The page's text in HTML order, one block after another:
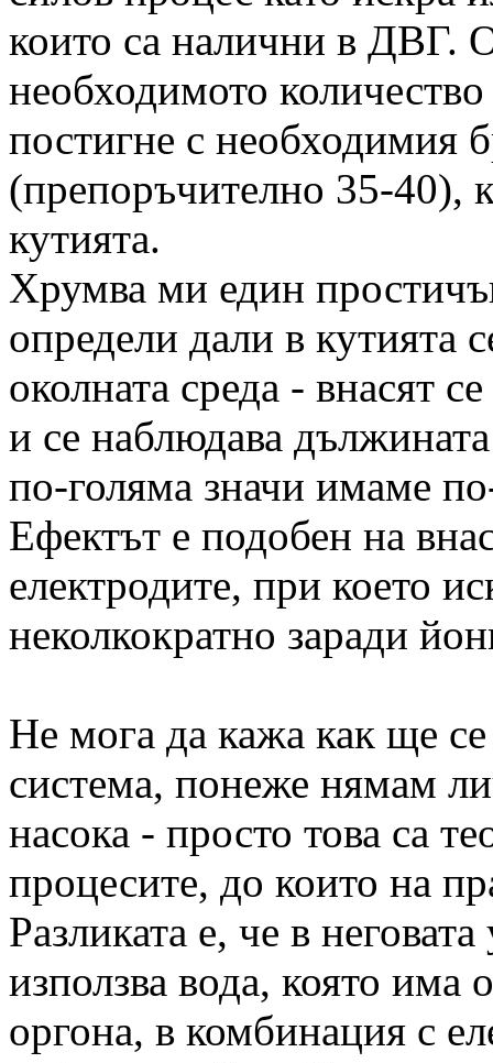
които са налични в ДВГ.
необходимото
постигне с необходимия
(препоръчително 35-40),
кутията.
Хрумва ми един
определи дали в кутията
околната среда - внасят
и се наблюдава
по-голяма значи имаме
Ефектът е подобен на
електродите, при което
неколкократно заради
Не мога да кажа как ще
система, понеже нямам
насока - просто това са
процесите, до които на
Разликата е, че в
използва вода, която
оргона, в комбинация с